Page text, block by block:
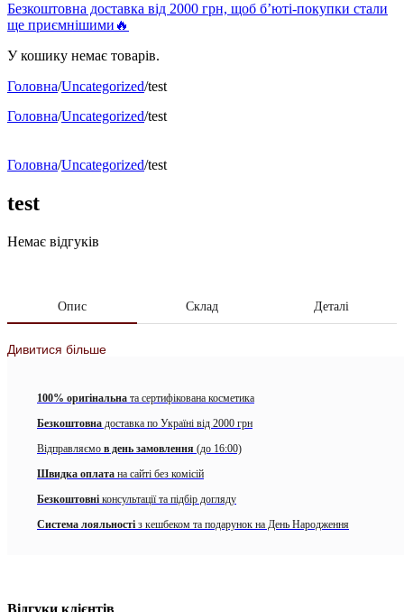
Безкоштовна доставка від 2000 грн, щоб б’юті-покупки стали
ще приємнішими🔥
У кошику немає товарів.
Головна/Uncategorized/test
Головна/Uncategorized/test
Головна/Uncategorized/test
test
Немає відгуків
Опис Склад Деталі
Дивитися більше
100% оригінальна та сертифікована косметика
Безкоштовна доставка по Україні від 2000 грн
Відправляємо в день замовлення (до 16:00)
Швидка оплата на сайті без комісій
Безкоштовні консультації та підбір догляду
Система лояльності з кешбеком та подарунок на День Народження